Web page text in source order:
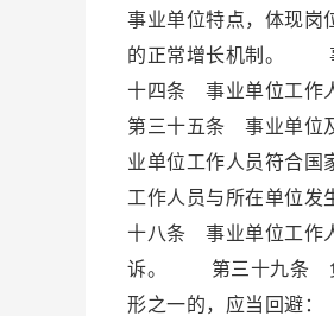
事业单位特点，体现
的正常增长机制。 事
十四条 事业单位工
第三十五条 事业单位
业单位工作人员符
工作人员与所在单位
十八条 事业单位工作
诉。 第三十九条 负有
形之一的，应当回